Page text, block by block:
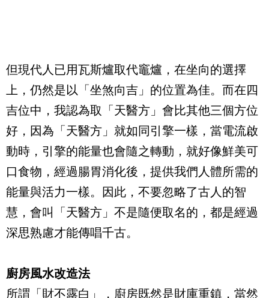
但現代人已用瓦斯爐取代竈爐，在坐向的選擇
上，仍然是以「坐煞向吉」的位置為佳。而在四
吉位中，我認為取「天醫方」會比其他三個方位
好，因為「天醫方」就如同引擎一樣，當電流啟
動時，引擎的能量也會隨之轉動，就好像鮮美可
口食物，經過腸胃消化後，提供我們人體所需的
能量與活力一樣。因此，不要忽略了古人的智
慧，會叫「天醫方」不是隨便取名的，都是經過
深思熟慮才能傳唱千古。
廚房風水改造法
所謂「財不露白」，廚房既然是財庫重鎮，當然